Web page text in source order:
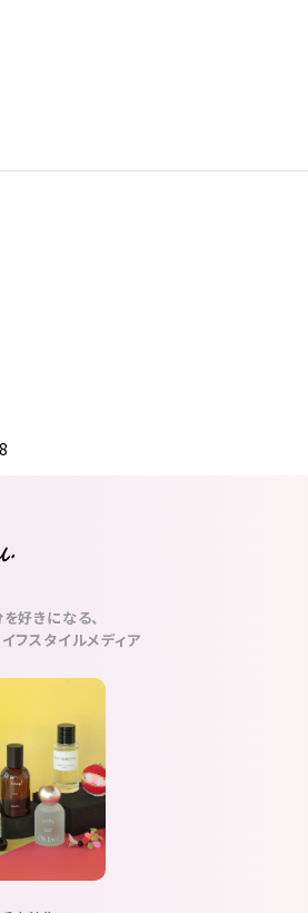
好きになる、
フスタイルメディア